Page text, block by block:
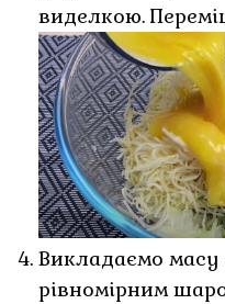
виделкою.
Викладаємо масу
рівномірним